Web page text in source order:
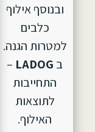
ובנוסף אילוף
כלבים
למטרות הגנה.
ב LADOG
–
התחייבות
לתוצאות
האילוף.